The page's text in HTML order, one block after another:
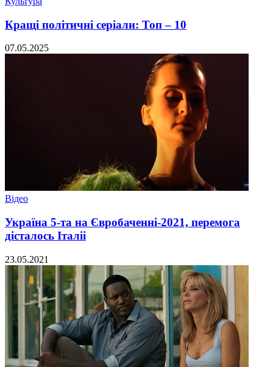
Кращі політичні серіали: Топ – 10
07.05.2025
Відео
Україна 5-та на Євробаченні-2021, перемога
дісталось Італіі
23.05.2021